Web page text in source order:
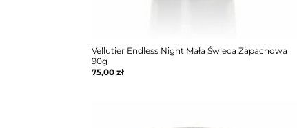
Vellutier Endless Night Mała Świeca Zapachowa
90g
75,00zł